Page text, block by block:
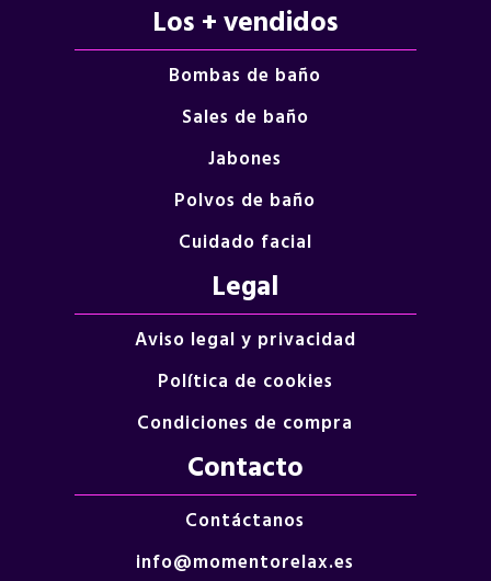
Los + vendidos
Bombas de baño
Sales de baño
Jabones
Polvos de baño
Cuidado facial
Legal
Aviso legal y privacidad
Política de cookies
Condiciones de compra
Contacto
Contáctanos
info@momentorelax.es